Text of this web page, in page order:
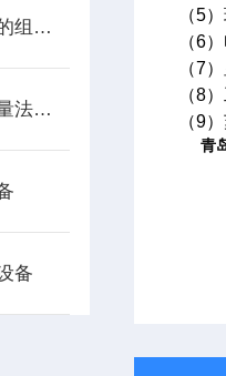
低浓度采样头与滤膜滤网的组成方式
环境空气颗粒物浓度的重量法检测
备
（5
（6
（7
（8
（9
青